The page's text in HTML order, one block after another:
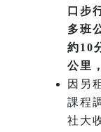
口步
多班
約10
公里
因另
課程
社大